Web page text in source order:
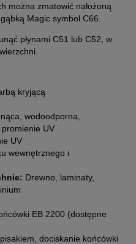
można zmatowić nałożoną
Magic symbol C66.
płynami C51 lub C52, w
kryjącą
wodoodporna,
UV
UV
wewnętrznego i
Drewno, laminaty,
EB 2200 (dostępne
dociskanie końcówki